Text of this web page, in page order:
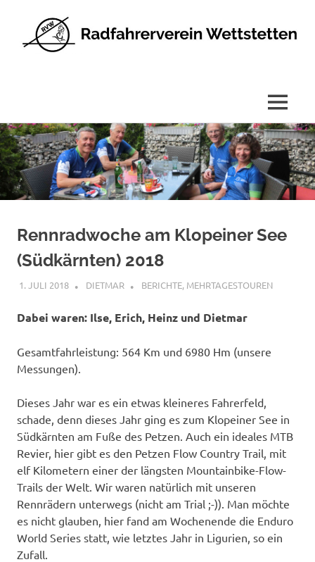
Zum
Inhalt
springen
MENÜ
Rennradwoche am Klopeiner See
(Südkärnten) 2018
1. JULI 2018 DIETMAR BERICHTE, MEHRTAGESTOUREN
Dabei waren: Ilse, Erich, Heinz und Dietmar
Gesamtfahrleistung: 564 Km und 6980 Hm (unsere
Messungen).
Dieses Jahr war es ein etwas kleineres Fahrerfeld,
schade, denn dieses Jahr ging es zum Klopeiner See in
Südkärnten am Fuße des Petzen. Auch ein ideales MTB
Revier, hier gibt es den Petzen Flow Country Trail, mit
elf Kilometern einer der längsten Mountainbike-Flow-
Trails der Welt. Wir waren natürlich mit unseren
Rennrädern unterwegs (nicht am Trial ;-)). Man möchte
es nicht glauben, hier fand am Wochenende die Enduro
World Series statt, wie letztes Jahr in Ligurien, so ein
Zufall.